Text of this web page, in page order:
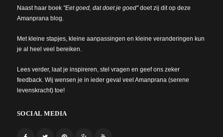
Naast haar boek "Eet goed, dat doet je goed"doet zij dit op deze
Amanprana blog.
Met kleine stapjes, kleine aanpassingen en kleine veranderingen kun
je al heel veel bereiken.
Lees verder, laat je inspireren, stel vragen en geef ons zeker
feedback. Wij wensen je in ieder geval veel Amanprana (serene
levenskracht) toe!
SOCIAL MEDIA